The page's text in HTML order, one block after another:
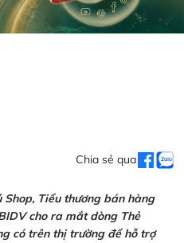
Chia sẻ qua
Shop, Tiểu thương bán hàng
cho ra mắt dòng Thẻ
có trên thị trường để hỗ trợ